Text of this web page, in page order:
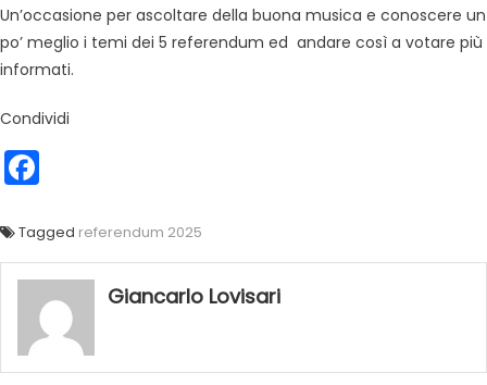
Un’occasione per ascoltare della buona musica e conoscere un
po’ meglio i temi dei 5 referendum ed andare così a votare più
informati.
Condividi
Tagged referendum 2025
Giancarlo Lovisari